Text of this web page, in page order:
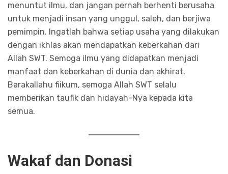
menuntut ilmu, dan jangan pernah berhenti berusaha
untuk menjadi insan yang unggul, saleh, dan berjiwa
pemimpin. Ingatlah bahwa setiap usaha yang dilakukan
dengan ikhlas akan mendapatkan keberkahan dari
Allah SWT. Semoga ilmu yang didapatkan menjadi
manfaat dan keberkahan di dunia dan akhirat.
Barakallahu fiikum, semoga Allah SWT selalu
memberikan taufik dan hidayah-Nya kepada kita
semua.
Wakaf dan Donasi